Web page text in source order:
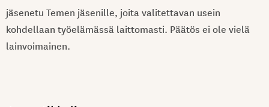
jäsenetu Temen jäsenille, joita valitettavan usein
kohdellaan työelämässä laittomasti. Päätös ei ole vielä
lainvoimainen.